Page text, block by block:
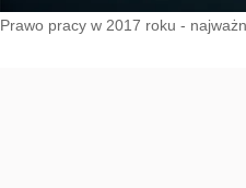
Prawo pracy w 2017 roku -